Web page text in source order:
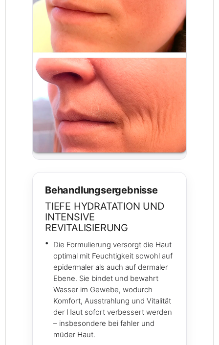
Behandlungsergebnisse
TIEFE HYDRATATION UND
INTENSIVE
REVITALISIERUNG
Die Formulierung versorgt die Haut
optimal mit Feuchtigkeit sowohl auf
epidermaler als auch auf dermaler
Ebene. Sie bindet und bewahrt
Wasser im Gewebe, wodurch
Komfort, Ausstrahlung und Vitalität
der Haut sofort verbessert werden
– insbesondere bei fahler und
müder Haut.